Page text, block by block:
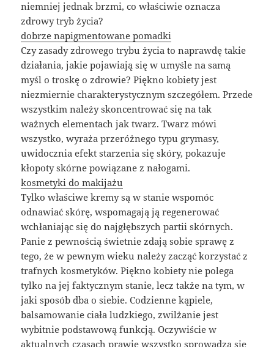
niemniej jednak brzmi, co właściwie oznacza
zdrowy tryb życia?
dobrze napigmentowane pomadki
Czy zasady zdrowego trybu życia to naprawdę takie
działania, jakie pojawiają się w umyśle na samą
myśl o troskę o zdrowie? Piękno kobiety jest
niezmiernie charakterystycznym szczegółem. Przede
wszystkim należy skoncentrować się na tak
ważnych elementach jak twarz. Twarz mówi
wszystko, wyraża przeróżnego typu grymasy,
uwidocznia efekt starzenia się skóry, pokazuje
kłopoty skórne powiązane z nałogami.
kosmetyki do makijażu
Tylko właściwe kremy są w stanie wspomóc
odnawiać skórę, wspomagają ją regenerować
wchłaniając się do najgłębszych partii skórnych.
Panie z pewnością świetnie zdają sobie sprawę z
tego, że w pewnym wieku należy zacząć korzystać z
trafnych kosmetyków. Piękno kobiety nie polega
tylko na jej faktycznym stanie, lecz także na tym, w
jaki sposób dba o siebie. Codzienne kąpiele,
balsamowanie ciała ludzkiego, zwilżanie jest
wybitnie podstawową funkcją. Oczywiście w
aktualnych czasach prawie wszystko sprowadza się